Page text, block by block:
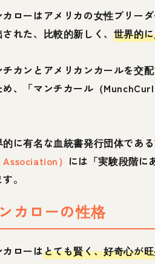
カローはアメリカの女性ブリー
れた、比較的新しく、 世界的
チカンとアメリカンカールを交
め、「マンチカール（
的に有名な血統書発行団体である
） には「実験段階に
。
カローの性格
カローはとても賢く、好奇心が